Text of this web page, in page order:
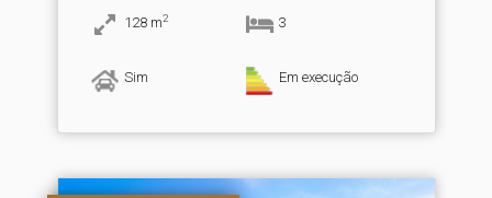
128 m2 3
Sim Em execução